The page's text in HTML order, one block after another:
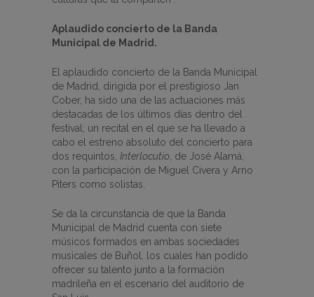
Aplaudido concierto de la Banda
Municipal de Madrid.
El aplaudido concierto de la Banda Municipal
de Madrid, dirigida por el prestigioso Jan
Cober, ha sido una de las actuaciones más
destacadas de los últimos días dentro del
festival; un recital en el que se ha llevado a
cabo el estreno absoluto del concierto para
dos requintos, Interlocutio, de José Alamá,
con la participación de Miguel Civera y Arno
Piters como solistas.
Se da la circunstancia de que la Banda
Municipal de Madrid cuenta con siete
músicos formados en ambas sociedades
musicales de Buñol, los cuales han podido
ofrecer su talento junto a la formación
madrileña en el escenario del auditorio de